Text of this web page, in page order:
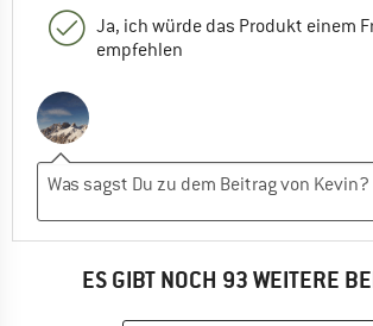
Ja, ich würde das Produkt einem
empfehlen
ES GIBT NOCH 93 WEITERE